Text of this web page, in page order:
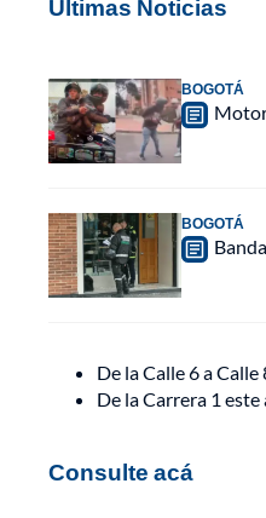
Últimas Noticias
BOGOTÁ
BOGOTÁ
De la Calle 6 a
De la Carrera 1
Consulte acá